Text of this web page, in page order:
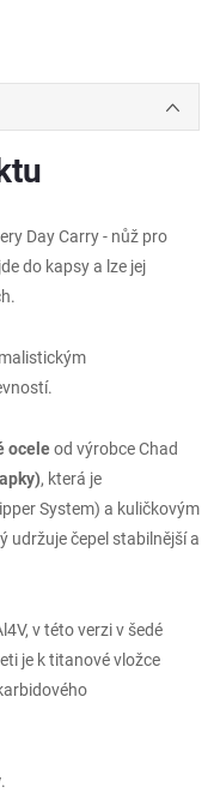
Day Carry - nůž pro
do kapsy a lze jej
oceleod výrobce Chad
, která je
System) a kuličkovým
udržuje čepel stabilnější a
v této verzi v šedé
je k titanové vložce
.